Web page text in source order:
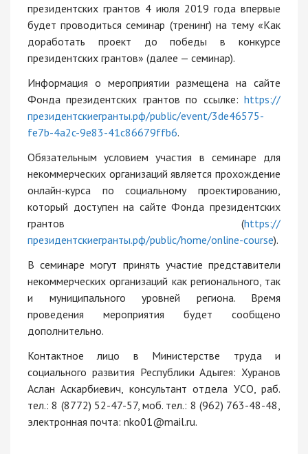
президентских грантов 4 июля 2019 года впервые
будет проводиться семинар (тренинг) на тему «Как
доработать проект до победы в конкурсе
президентских грантов» (далее — семинар).
Информация о мероприятии размещена на сайте
Фонда президентских грантов по ссылке: https://
президентскиегранты.рф/public/event/3de46575-
fe7b-4a2c-9e83-41c86679ffb6.
Обязательным условием участия в семинаре для
некоммерческих организаций является прохождение
онлайн-курса по социальному проектированию,
который доступен на сайте Фонда президентских
грантов (https://
президентскиегранты.рф/public/home/online-course).
В семинаре могут принять участие представители
некоммерческих организаций как регионального, так
и муниципального уровней региона. Время
проведения мероприятия будет сообщено
дополнительно.
Контактное лицо в Министерстве труда и
социального развития Республики Адыгея: Хуранов
Аслан Аскарбиевич, консультант отдела УСО, раб.
тел.: 8 (8772) 52-47-57, моб. тел.: 8 (962) 763-48-48,
электронная почта: nko01@mail.ru.